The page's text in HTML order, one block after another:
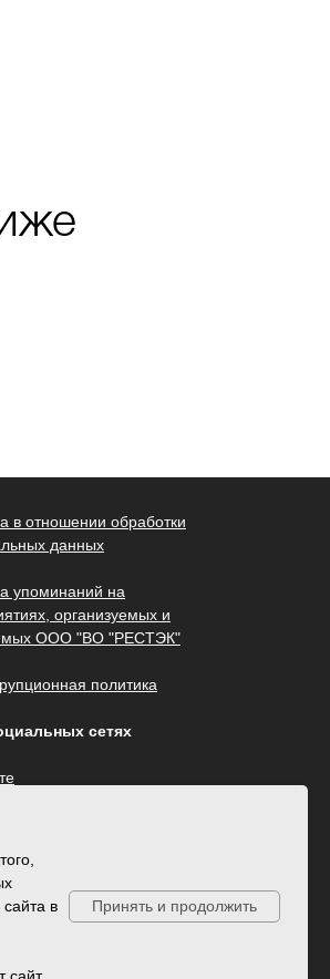
в
Принять и продолжить
в отношении обработки
данных
упоминаний на
организуемых и
ООО "ВО "РЕСТЭК"
политика
сетях
приложение для айфон
приложение для андройд